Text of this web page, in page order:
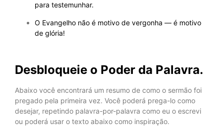
para testemunhar.
O Evangelho não é motivo de vergonha — é motivo
de glória!
Desbloqueie o Poder da Palavra.
Abaixo você encontrará um resumo de como o sermão foi
pregado pela primeira vez. Você poderá prega-lo como
desejar, repetindo palavra-por-palavra como eu o escrevi
ou poderá usar o texto abaixo como inspiração.